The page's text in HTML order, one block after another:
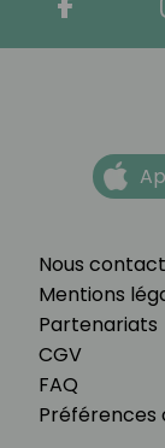
Nous
Mentions
Partenariats
CGV
FAQ
Préférences